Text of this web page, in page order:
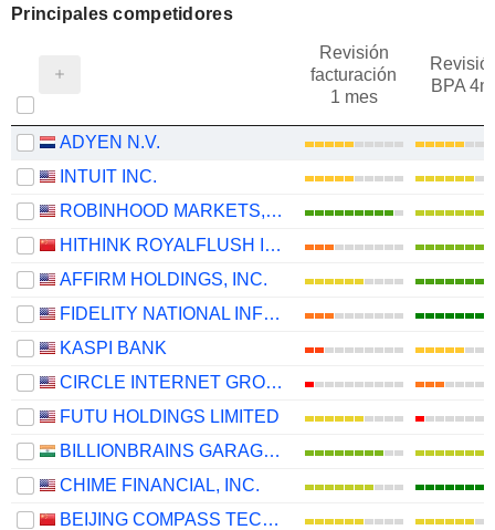
Principales competidores
Revisión
facturación
1 mes
BPA
ADYEN N.V.
INTUIT INC.
ROBINHOOD MARKETS, INC.
HITHINK ROYALFLUSH INFORMATION NETWORK CO., LTD.
AFFIRM HOLDINGS, INC.
FIDELITY NATIONAL INFORMATION SERVICES, INC.
KASPI BANK
CIRCLE INTERNET GROUP, INC.
FUTU HOLDINGS LIMITED
BILLIONBRAINS GARAGE VENTURES LIMITED
CHIME FINANCIAL, INC.
BEIJING COMPASS TECHNOLOGY DEVELOPMENT CO., LTD.